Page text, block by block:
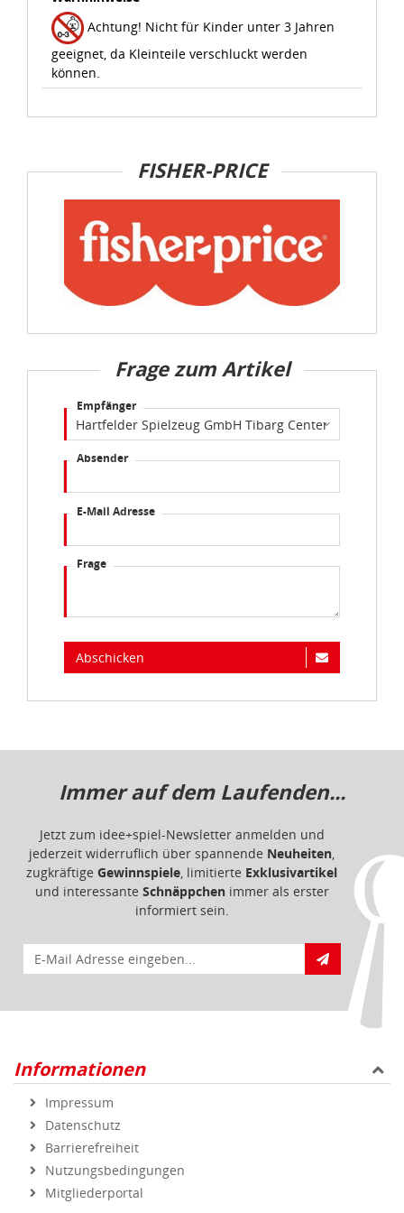
auf Ihrem Bildschirm anpassen und damit widerrufen.
idee+spiel Betriebs-GmbH
DatenschutzbestimmungenundImpressum
Achtung! Nicht für Kinder unter 3 Jahren
geeignet, da Kleinteile verschluckt werden
können.
FISHER-PRICE
Frage zum Artikel
Empfänger
Absender
E-Mail Adresse
Frage
Abschicken
Immer auf dem Laufenden...
Jetzt zum idee+spiel-Newsletter anmelden und
jederzeit widerruflich über spannende Neuheiten,
zugkräftige Gewinnspiele, limitierte Exklusivartikel
und interessante Schnäppchenimmer als erster
informiert sein.
E-Mail für Newsletteranmeldung
Informationen
Impressum
Datenschutz
Barrierefreiheit
Nutzungsbedingungen
Mitgliederportal